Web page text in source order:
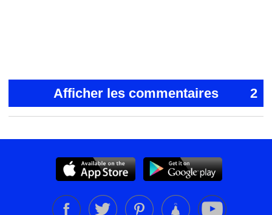
Afficher les commentaires 2